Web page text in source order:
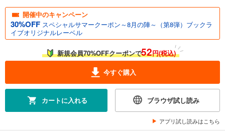
開催中のキャンペーン
30%OFF スペシャルサマークーポン～8月の陣～（第8弾）ブックラ
イブオリジナルレーベル
新規会員70%OFFクーポンで52円(税込)
今すぐ購入
カートに入れる ブラウザ試し読み
アプリ試し読みはこちら
花秘める君のメテオール（24）
165円 (税込)
カート
あらすじを表示する
花秘める君のメテオール（25）
165円 (税込)
カート
試し読み
あらすじを表示する